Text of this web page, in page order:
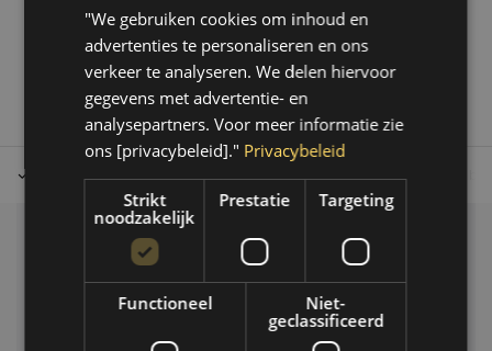
1
Tot 30 dagen retour sturen. Op werkdagen voor 14.00 uur
Klantenservice
Veelgestelde vragen
06-39119169
info@autoklusser.nl
"We gebruiken cookies om inhoud en
advertenties te personaliseren en ons
verkeer te analyseren. We delen hiervoor
gegevens met advertentie- en
analysepartners. Voor meer informatie zie
ons [privacybeleid]." Privacybeleid
Strikt
noodzakelijk
Prestatie Targeting
Functioneel
Niet-
geclassificeerd